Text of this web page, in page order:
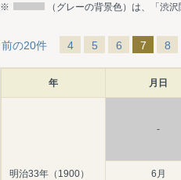
※ （グレーの背景色）は、「渋
前の20件 4 5 6 7 8
年 月日
明治33年（1900）
-
6月